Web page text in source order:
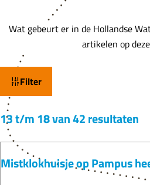
Wat gebeurt er in de Hollandse
artikelen op
W
a
z
o
e
k
Filter
13 t/m 18 van 42 resultaten
Mistklokhuisje op Pampus